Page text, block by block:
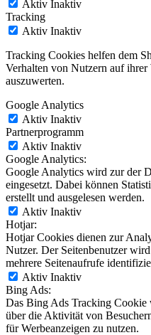
Aktiv Inaktiv
Tracking
Aktiv Inaktiv
Tracking Cookies helfen dem
Verhalten von Nutzern auf ihrer
auszuwerten.
Google Analytics
Aktiv Inaktiv
Partnerprogramm
Aktiv Inaktiv
Google Analytics:
Google Analytics wird zur der
eingesetzt. Dabei können
erstellt und ausgelesen werden.
Aktiv Inaktiv
Hotjar:
Hotjar Cookies dienen zur
Nutzer. Der Seitenbenutzer
mehrere Seitenaufrufe
Aktiv Inaktiv
Bing Ads:
Das Bing Ads Tracking
über die Aktivität von
für Werbeanzeigen zu nutzen.